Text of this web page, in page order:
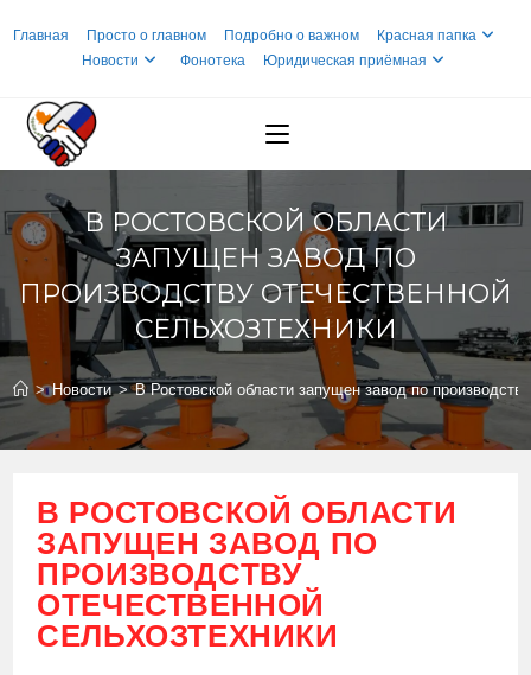
Главная Просто о главном Подробно о важном
Красная папка
Новости
Фонотека Юридическая приёмная
В РОСТОВСКОЙ ОБЛАСТИ
ЗАПУЩЕН ЗАВОД ПО
ПРОИЗВОДСТВУ ОТЕЧЕСТВЕННОЙ
СЕЛЬХОЗТЕХНИКИ
> Новости > В Ростовской области запущен завод по
В РОСТОВСКОЙ ОБЛАСТИ
ЗАПУЩЕН ЗАВОД ПО
ПРОИЗВОДСТВУ
ОТЕЧЕСТВЕННОЙ
СЕЛЬХОЗТЕХНИКИ